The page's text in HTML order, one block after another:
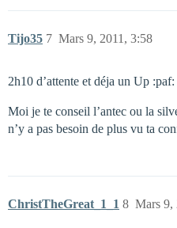
Tijo35 Mars 9, 2011, 3:58
7
2h10 d’attente et déja un Up :paf:
Moi je te conseil l’antec ou la
n’y a pas besoin de plus vu ta
ChristTheGreat_1_1 Mars 9,
8